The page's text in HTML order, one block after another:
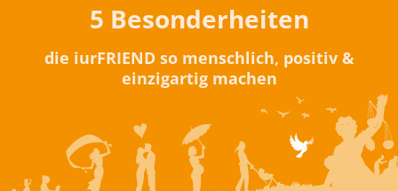
5 Besonderheiten
die iurFRIEND so menschlich, positiv &
einzigartig machen